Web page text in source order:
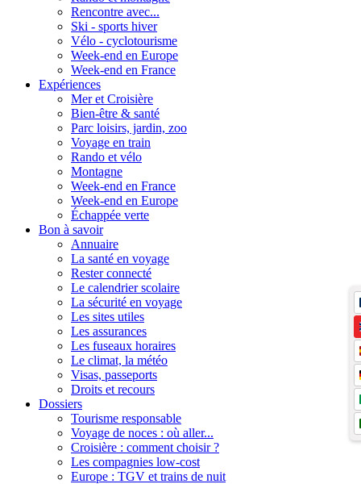
Rencontre avec...
Ski - sports hiver
Vélo - cyclotourisme
Week-end en Europe
Week-end en France
Expériences
Mer et Croisière
Bien-être & santé
Parc loisirs, jardin, zoo
Voyage en train
Rando et vélo
Montagne
Week-end en France
Week-end en Europe
Échappée verte
Bon à savoir
Annuaire
La santé en voyage
Rester connecté
Le calendrier scolaire
La sécurité en voyage
Les sites utiles
Les assurances
Les fuseaux horaires
Le climat, la météo
Visas, passeports
Droits et recours
Dossiers
Tourisme responsable
Voyage de noces : où aller...
Croisière : comment choisir ?
Les compagnies low-cost
Europe : TGV et trains de nuit